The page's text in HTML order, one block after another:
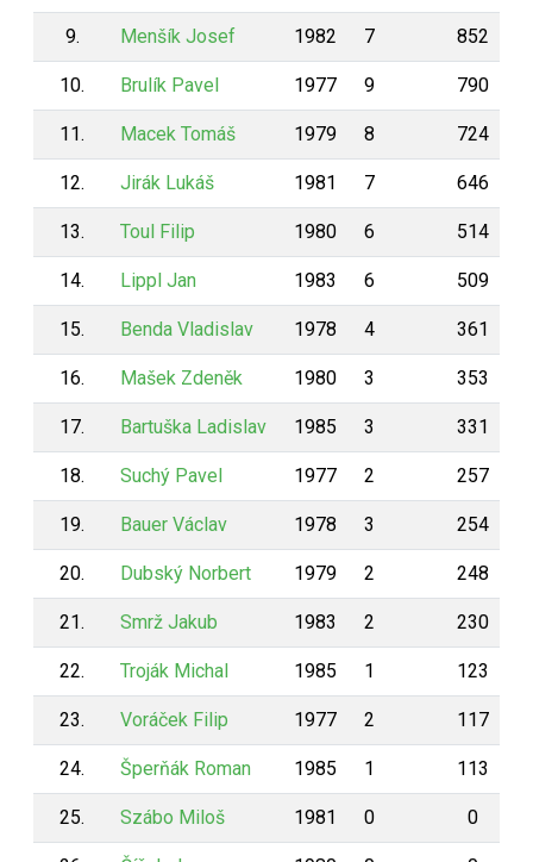
9. Menšík Josef 1982 7 852
10. Brulík Pavel 1977 9 790
11. Macek Tomáš 1979 8 724
12. Jirák Lukáš 1981 7 646
13. Toul Filip 1980 6 514
14. Lippl Jan 1983 6 509
15. Benda Vladislav 1978 4 361
16. Mašek Zdeněk 1980 3 353
17. Bartuška Ladislav 1985 3 331
18. Suchý Pavel 1977 2 257
19. Bauer Václav 1978 3 254
20. Dubský Norbert 1979 2 248
21. Smrž Jakub 1983 2 230
22. Troják Michal 1985 1 123
23. Voráček Filip 1977 2 117
24. Šperňák Roman 1985 1 113
25. Szábo Miloš 1981 0 0